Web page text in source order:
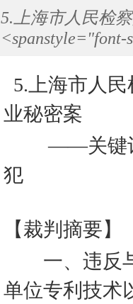
5.上海市人民检
<spanstyle="font-
5. 上海市人
业秘密案
——关键词
犯
【裁判摘要】
一、违反与
单位专利技术